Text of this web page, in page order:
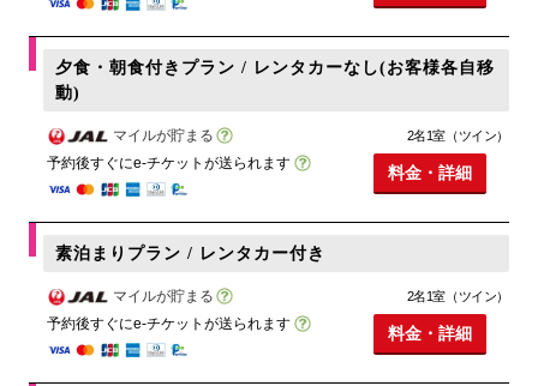
夕食・朝食付きプラン / レンタカーなし(お客様各自移
動)
マイルが貯まる
予約後すぐにe-チケットが送られます
2名1室（ツイン）
料金・詳細
素泊まりプラン / レンタカー付き
マイルが貯まる
予約後すぐにe-チケットが送られます
2名1室（ツイン）
料金・詳細